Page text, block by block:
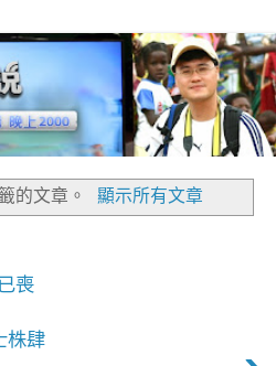
的文章。 顯示所有文章
喪
株肆